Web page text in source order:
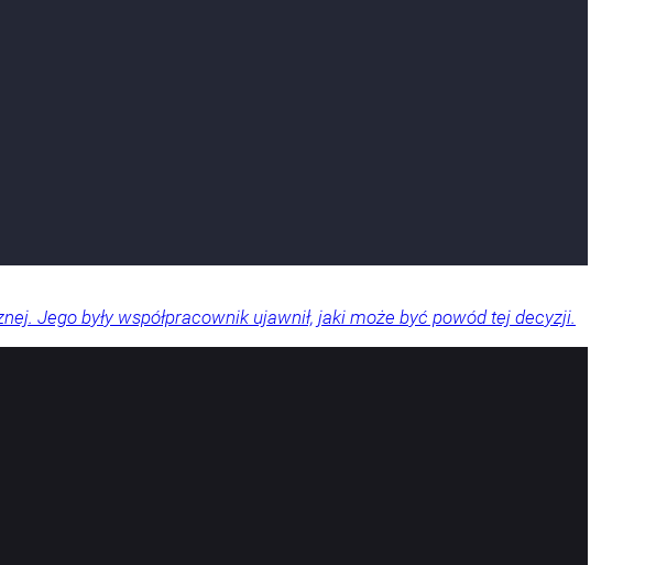
Jego były współpracownik ujawnił, jaki może być powód tej decyzji.